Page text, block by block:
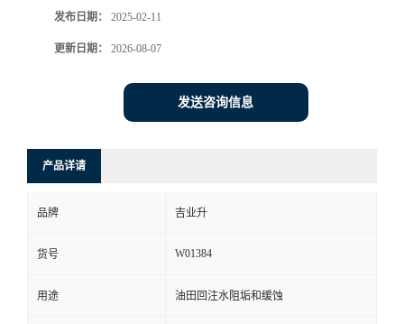
发布日期： 2025-02-11
更新日期： 2026-08-07
发送咨询信息
产品详请
品牌 吉业升
货号 W01384
用途 油田回注水阻垢和缓蚀